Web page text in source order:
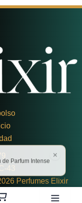
43
Perfumes Elixir
de Parfum Intense
×